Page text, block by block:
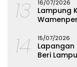
13 16/07/2026
Lampung
14 15/07/2026
Lapangan
Beri